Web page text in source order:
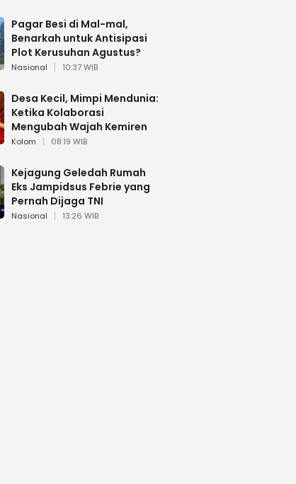
Pagar Besi di Mal-mal,
Benarkah untuk Antisipasi
Plot Kerusuhan Agustus?
Nasional 10:37 WIB
Desa Kecil, Mimpi Mendunia:
Ketika Kolaborasi
Mengubah Wajah Kemiren
Kolom 08:19 WIB
Kejagung Geledah Rumah
Eks Jampidsus Febrie yang
Pernah Dijaga TNI
Nasional 13:26 WIB